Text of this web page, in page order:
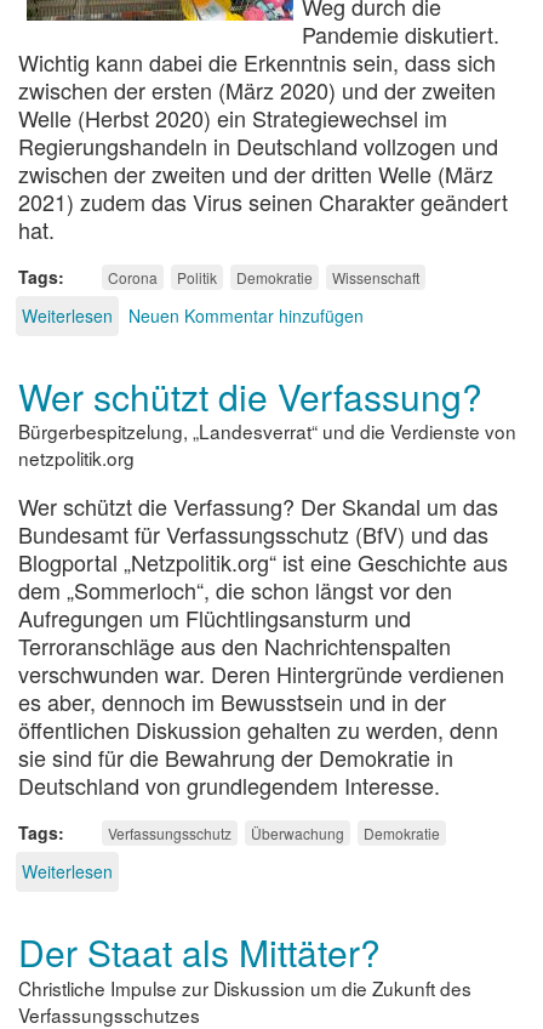
Pandemie diskutiert.
Wichtig kann dabei die Erkenntnis sein, dass sich
zwischen der ersten (März 2020) und der zweiten
Welle (Herbst 2020) ein Strategiewechsel im
Regierungshandeln in Deutschland vollzogen und
zwischen der zweiten und der dritten Welle (März
2021) zudem das Virus seinen Charakter geändert
hat.
Tags Corona Politik Demokratie Wissenschaft
Weiterlesen über
der
Pandemie
Neuen Kommentar hinzufügen
Wer schützt die Verfassung?
Bürgerbespitzelung, „Landesverrat“ und die Verdienste von
netzpolitik.org
Wer schützt die Verfassung? Der Skandal um das
Bundesamt für Verfassungsschutz (BfV) und das
Blogportal „Netzpolitik.org“ ist eine Geschichte aus
dem „Sommerloch“, die schon längst vor den
Aufregungen um Flüchtlingsansturm und
Terroranschläge aus den Nachrichtenspalten
verschwunden war. Deren Hintergründe verdienen
es aber, dennoch im Bewusstsein und in der
öffentlichen Diskussion gehalten zu werden, denn
sie sind für die Bewahrung der Demokratie in
Deutschland von grundlegendem Interesse.
Tags Verfassungsschutz Überwachung Demokratie
Weiterlesen
die
Verfassung?
Der Staat als Mittäter?
Christliche Impulse zur Diskussion um die Zukunft des
Verfassungsschutzes